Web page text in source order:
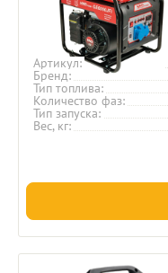
Артикул
Бренд
Тип топлива
Количество фаз
Тип запуска
Вес, кг